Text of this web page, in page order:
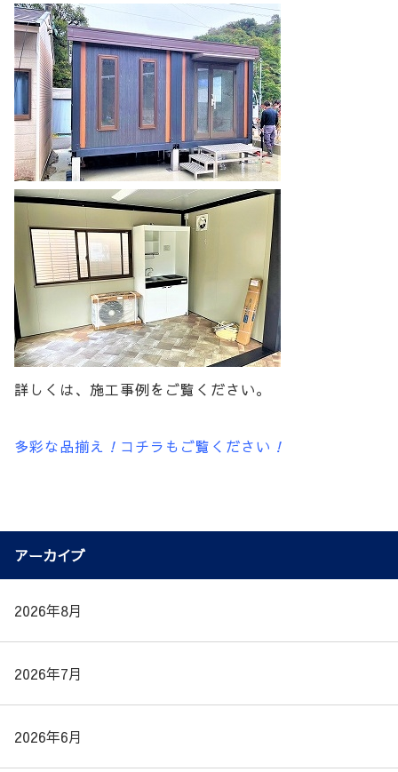
詳しくは、施工事例をご覧ください。
多彩な品揃え ！ コチラもご覧ください ！
アーカイブ
2026年8月
2026年7月
2026年6月